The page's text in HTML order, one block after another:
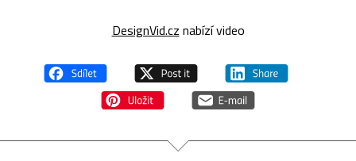
DesignVid.cz nabízí video